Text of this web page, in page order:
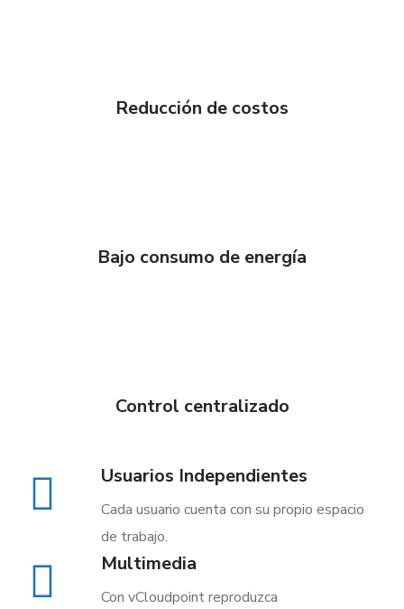
Reducción de costos
Bajo consumo de energía
Control centralizado
Usuarios Independientes
Cada usuario cuenta con su propio espacio
de trabajo.
Multimedia
Con vCloudpoint reproduzca